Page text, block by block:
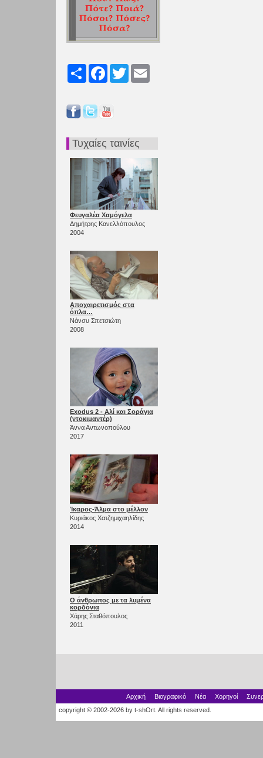
Share FacebookTwitter
Τυχαίες ταινίες
Φευγαλέα Χαμόγελα
Δημήτρης Κανελλόπουλος
2004
Αποχαιρετισμός στα
όπλα…
Νάνσυ Σπετσιώτη
2008
Exodus 2 - Αλί και Σοράγια
(ντοκιμαντέρ)
Άννα Αντωνοπούλου
2017
Ίκαρος-Άλμα στο μέλλον
Κυριάκος Χατζημιχαηλίδης
2014
Ο άνθρωπος με τα λυμένα
κορδόνια
Χάρης Σταθόπουλος
2011
Αρχική Βιογραφικό Νέα Χορηγοί
copyright © 2002-2026 by t-shOrt. All rights reserved.